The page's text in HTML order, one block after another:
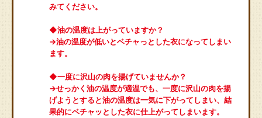
みてください。
◆油の温度は上がっていますか？
→油の温度が低いとベチャっとした衣になってしまい
ます。
◆一度に沢山の肉を揚げていませんか？
→せっかく油の温度が適温でも、一度に沢山の肉を揚
げようとすると油の温度は一気に下がってしまい、結
果的にベチャッとした衣に仕上がってしまいます。